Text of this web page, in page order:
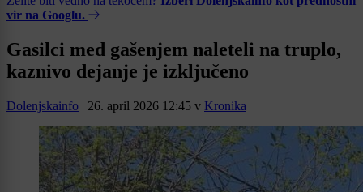
vir na Googlu.
Gasilci med gašenjem naleteli na truplo,
kaznivo dejanje je izključeno
Dolenjskainfo | 26. april 2026 12:45 v Kronika